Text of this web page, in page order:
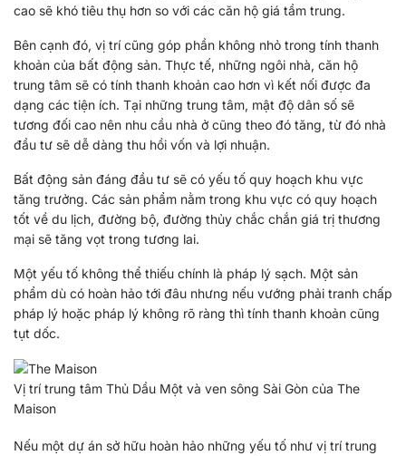
cao sẽ khó tiêu thụ hơn so với các căn hộ giá tầm trung.
Bên cạnh đó, vị trí cũng góp phần không nhỏ trong tính thanh
khoản của bất động sản. Thực tế, những ngôi nhà, căn hộ
trung tâm sẽ có tính thanh khoản cao hơn vì kết nối được đa
dạng các tiện ích. Tại những trung tâm, mật độ dân số sẽ
tương đối cao nên nhu cầu nhà ở cũng theo đó tăng, từ đó nhà
đầu tư sẽ dễ dàng thu hồi vốn và lợi nhuận.
Bất động sản đáng đầu tư sẽ có yếu tố quy hoạch khu vực
tăng trưởng. Các sản phẩm nằm trong khu vực có quy hoạch
tốt về du lịch, đường bộ, đường thủy chắc chắn giá trị thương
mại sẽ tăng vọt trong tương lai.
Một yếu tố không thể thiếu chính là pháp lý sạch. Một sản
phẩm dù có hoàn hảo tới đâu nhưng nếu vướng phải tranh chấp
pháp lý hoặc pháp lý không rõ ràng thì tính thanh khoản cũng
tụt dốc.
Vị trí trung tâm Thủ Dầu Một và ven sông Sài Gòn của The
Maison
Nếu một dự án sở hữu hoàn hảo những yếu tố như vị trí trung